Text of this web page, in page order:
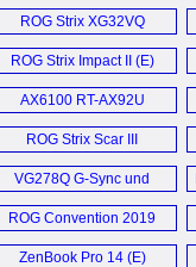
ROG Strix XG32VQ
Monitor (E)
ROG Strix Impact II (E)
AX6100 RT-AX92U
Router (D)
ROG Strix Scar III
G531GW (E)
VG278Q G-Sync und
Freesync Gaming
Monitor (D)
ROG Convention 2019
Coverage (E)
ZenBook Pro 14 (E)